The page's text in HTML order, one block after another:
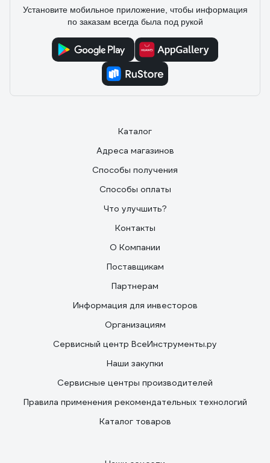
Установите мобильное приложение, чтобы информация
по заказам всегда была под рукой
Каталог
Адреса магазинов
Способы получения
Способы оплаты
Что улучшить?
Контакты
О Компании
Поставщикам
Партнерам
Информация для инвесторов
Организациям
Сервисный центр ВсеИнструменты.ру
Наши закупки
Сервисные центры производителей
Правила применения рекомендательных технологий
Каталог товаров